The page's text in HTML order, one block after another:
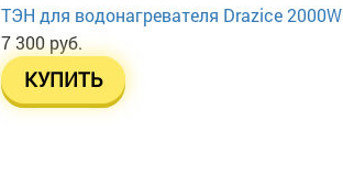
ТЭН для водонагревателя Drazice 2000W
7 300 руб.
КУПИТЬ